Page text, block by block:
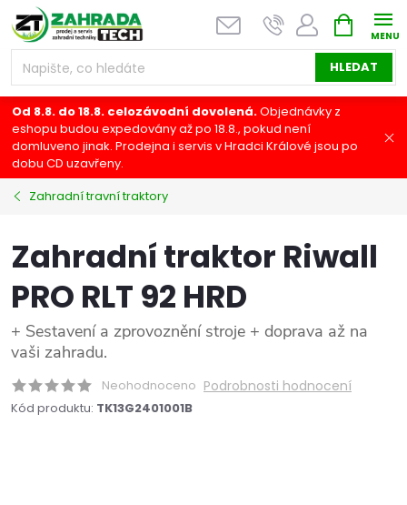
Přejít
na
obsah
HLEDAT
NÁKUPNÍ
KOŠÍK
Od 8.8. do 18.8. celozávodní dovolená.Objednávky z
eshopu budou expedovány až po 18.8., pokud není
domluveno jinak. Prodejna i servis v Hradci Králové jsou po
dobu CD uzavřeny.
Zahradní travní traktory
Zahradní traktor Riwall
PRO RLT 92 HRD
+ Sestavení a zprovoznění stroje + doprava až na
vaši zahradu.
Neohodnoceno Podrobnosti hodnocení
Kód produktu: TK13G2401001B